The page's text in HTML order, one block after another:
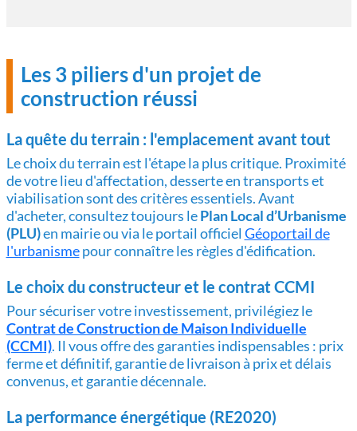
Les 3 piliers d'un projet de
construction réussi
La quête du terrain : l'emplacement avant tout
Le choix du terrain est l'étape la plus critique. Proximité
de votre lieu d'affectation, desserte en transports et
viabilisation sont des critères essentiels. Avant
d'acheter, consultez toujours lePlan Local d’Urbanisme
(PLU)en mairie ou via le portail officiel Géoportail de
l'urbanismepour connaître les règles d'édification.
Le choix du constructeur et le contrat CCMI
Pour sécuriser votre investissement, privilégiez le
Contrat de Construction de Maison Individuelle
(CCMI). Il vous offre des garanties indispensables : prix
ferme et définitif, garantie de livraison à prix et délais
convenus, et garantie décennale.
La performance énergétique (RE2020)